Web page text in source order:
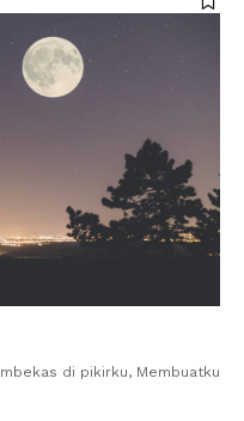
di pikirku, Membuatku